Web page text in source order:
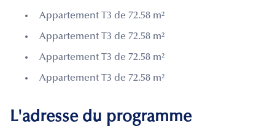
Appartement T3 de 72.58 m²
Appartement T3 de 72.58 m²
Appartement T3 de 72.58 m²
Appartement T3 de 72.58 m²
L'adresse du programme